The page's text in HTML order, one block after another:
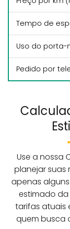
Tempo de
Uso do porta-
Pedido por
Use a nossa
planejar suas
apenas
estimado
tarifas atuais
quem busca